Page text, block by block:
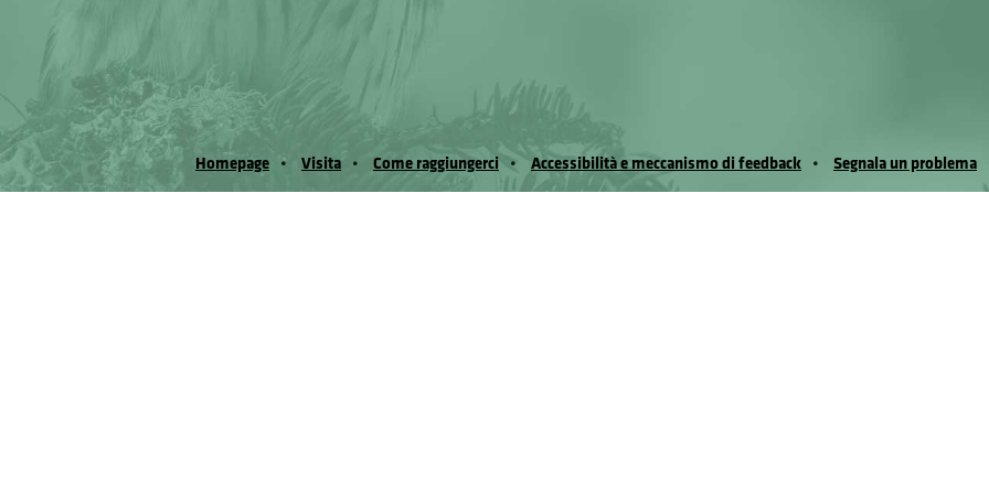
Homepage Visita Come raggiungerci Accessibilità e meccanismo di feedback Segnala un problema